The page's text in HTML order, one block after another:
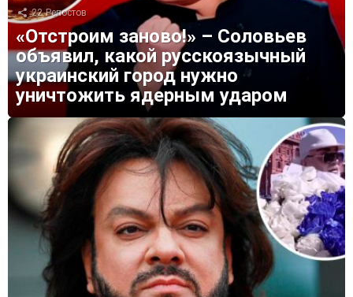
22 Репостов
«Отстроим заново!» – Соловьев
объявил, какой русскоязычный
украинский город нужно
уничтожить ядерным ударом